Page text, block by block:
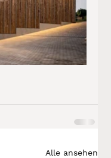
Alle ansehen